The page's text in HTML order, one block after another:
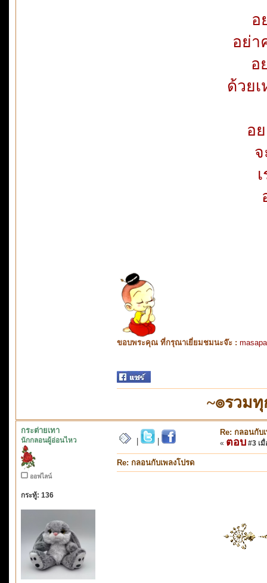
อ
อย่า
อ
ด้วย
อ
ขอบพระคุณ ที่กรุณาเยี่ยมชมนะจ๊ะ :
~๏รวม
กระต่ายเทา
นักกลอนผู้อ่อนไหว
ออฟไลน์
กระทู้: 136
Re: กลอนกับ
« ตอบ #3 เมื่
Re: กลอนกับเพลงโปรด